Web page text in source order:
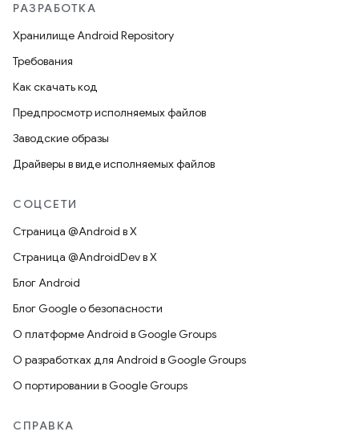
РАЗРАБОТКА
Хранилище Android Repository
Требования
Как скачать код
Предпросмотр исполняемых файлов
Заводские образы
Драйверы в виде исполняемых файлов
СОЦСЕТИ
Страница @Android в X
Страница @AndroidDev в X
Блог Android
Блог Google о безопасности
О платформе Android в Google Groups
О разработках для Android в Google Groups
О портировании в Google Groups
СПРАВКА